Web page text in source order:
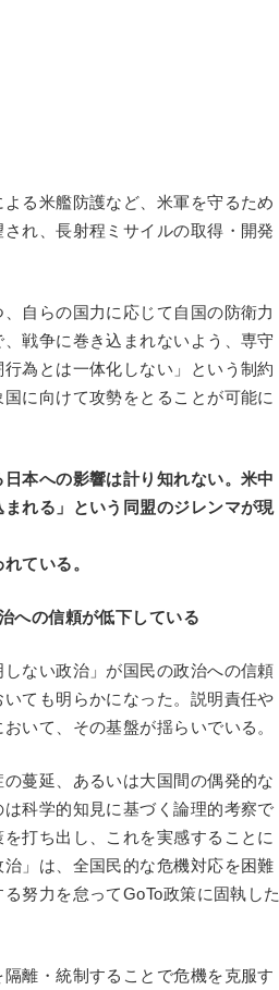
る米艦防護など、米軍を守るため
れ、長射程ミサイルの取得・開発
自らの国力に応じて自国の防衛力
戦争に巻き込まれないよう、専守
為とは一体化しない」という制約
に向けて攻勢をとることが可能に
本への影響は計り知れない。米中
れる」という同盟のジレンマが現
ている。
への信頼が低下している
ない政治」が国民の政治への信頼
ても明らかになった。説明責任や
いて、その基盤が揺らいでいる。
蔓延、あるいは大国間の偶発的な
科学的知見に基づく論理的考察で
打ち出し、これを実感することに
」は、全国民的な危機対応を困難
努力を怠ってGoTo政策に固執した
離・統制することで危機を克服す